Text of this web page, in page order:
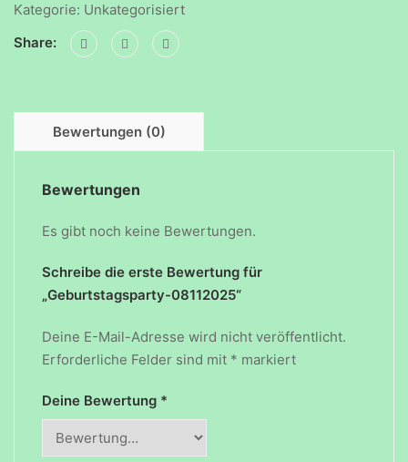
Kategorie: Unkategorisiert
Share:
Bewertungen (0)
Bewertungen
Es gibt noch keine Bewertungen.
Schreibe die erste Bewertung für
„Geburtstagsparty-08112025“
Deine E-Mail-Adresse wird nicht veröffentlicht.
Erforderliche Felder sind mit * markiert
Deine Bewertung *